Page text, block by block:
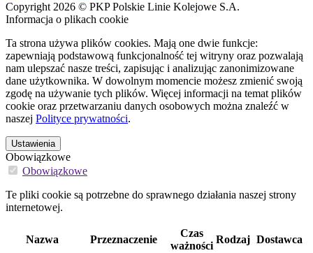
Copyright 2026 © PKP Polskie Linie Kolejowe S.A.
Informacja o plikach cookie
Ta strona używa plików cookies. Mają one dwie funkcje:
zapewniają podstawową funkcjonalność tej witryny oraz pozwalają
nam ulepszać nasze treści, zapisując i analizując zanonimizowane
dane użytkownika. W dowolnym momencie możesz zmienić swoją
zgodę na używanie tych plików. Więcej informacji na temat plików
cookie oraz przetwarzaniu danych osobowych można znaleźć w
naszej Polityce prywatności.
Ustawienia
Obowiązkowe
Obowiązkowe
Te pliki cookie są potrzebne do sprawnego działania naszej strony
internetowej.
Nazwa Przeznaczenie
Czas
ważności
Rodzaj Dostawca